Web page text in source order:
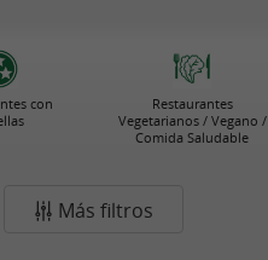
con
Restaurantes
Vegetarianos / Vegano /
Comida Saludable
Más filtros